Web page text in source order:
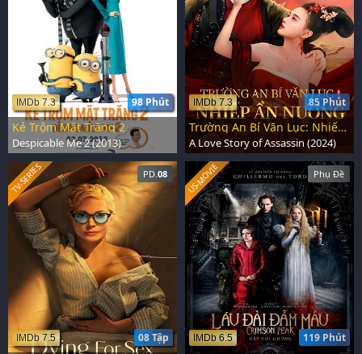
98 Phút
IMDb 7.3
Kẻ Trộm Mặt Trăng 2
Despicable Me 2 (2013)
85 Phút
IMDb 7.3
Trường An Bí Văn Lục: Nhiếp Ẩn Nương
A Love Story of Assassin (2024)
PD.08
08 Tập
IMDb 7.5
TV-SERIES Phụ Đề
119 Phút
IMDb 6.5
US-MOVIE